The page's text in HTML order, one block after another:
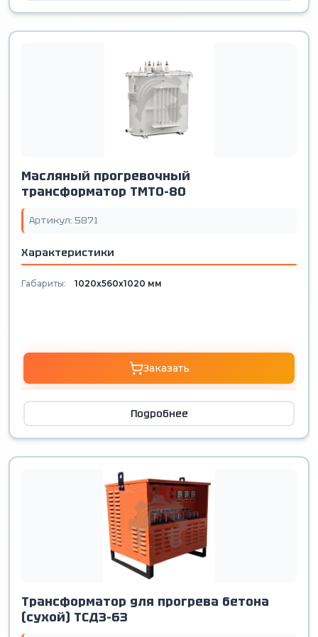
Масляный прогревочный
трансформатор ТМТО-80
Артикул: 5871
Характеристики
Габариты: 1020х560х1020 мм
Заказать
Подробнее
Трансформатор для прогрева бетона
(сухой) ТСДЗ-63